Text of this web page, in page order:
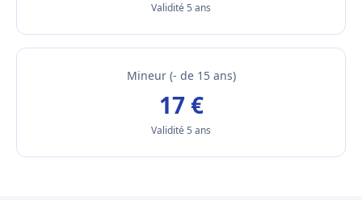
Validité 5 ans
Mineur (- de 15 ans)
17 €
Validité 5 ans